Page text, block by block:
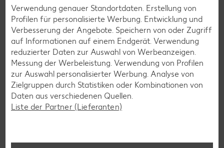
Gelatine
Gelbwurst
Gemüse
Geräucherter Lachs
Geräucherter Rotbarsch
Verwendung genauer Standortdaten. Erstellung von
Profilen für personalisierte Werbung. Entwicklung und
Verbesserung der Angebote. Speichern von oder Zugriff
auf Informationen auf einem Endgerät. Verwendung
reduzierter Daten zur Auswahl von Werbeanzeigen.
Messung der Werbeleistung. Verwendung von Profilen
zur Auswahl personalisierter Werbung. Analyse von
Zielgruppen durch Statistiken oder Kombinationen von
Daten aus verschiedenen Quellen.
Liste der Partner (Lieferanten)